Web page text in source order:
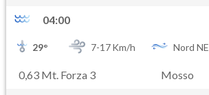
04:00
29° 7-17Km/h Nord NE
0,63 Mt. Forza 3 Mosso